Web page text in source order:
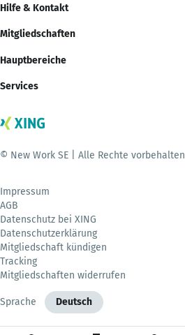
Hilfe & Kontakt
Mitgliedschaften
Hauptbereiche
Services
© New Work SE | Alle Rechte vorbehalten
Impressum
AGB
Datenschutz bei XING
Datenschutzerklärung
Mitgliedschaft kündigen
Tracking
Mitgliedschaften widerrufen
Sprache Deutsch